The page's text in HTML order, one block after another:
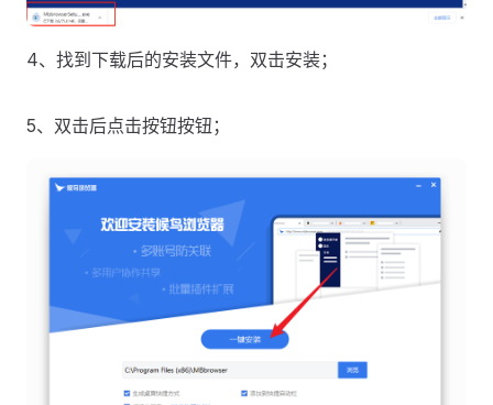
4、找到下载后的安装文件，双击安装；
5、双击后点击按钮按钮；